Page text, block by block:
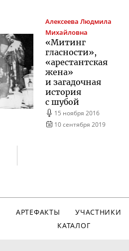
Алексеева Людмила
Михайловна
«Митинг
гласности»,
«арестантская
жена»
и загадочная
история
с шубой
15 ноября 2016
10 сентября 2019
АРТЕФАКТЫ
УЧАСТНИКИ
КАТАЛОГ